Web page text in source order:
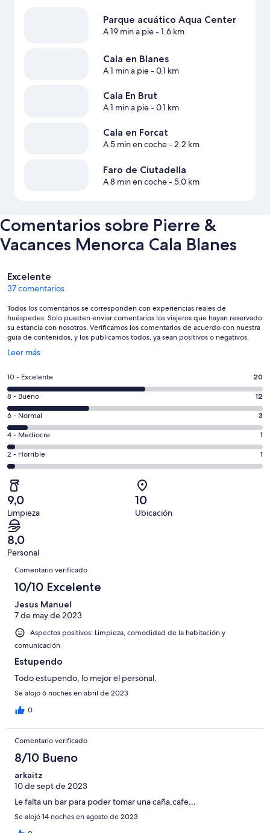
Parque acuático Aqua Center
A 19 min a pie- 1.6 km
Cala en Blanes
A 1 min a pie- 0.1 km
Cala En Brut
A 1 min a pie- 0.1 km
Cala en Forcat
A 5 min en coche- 2.2 km
Faro de Ciutadella
A 8 min en coche- 5.0 km
Comentarios sobre Pierre &
Vacances Menorca Cala Blanes
Comentarios
Excelente
37 comentarios
Todos los comentarios se corresponden con experiencias reales de
huéspedes. Solo pueden enviar comentarios los viajeros que hayan reservado
su estancia con nosotros. Verificamos los comentarios de acuerdo con nuestra
guía de contenidos, y los publicamos todos, ya sean positivos o negativos.
Leer más
Se
en
una
ventana
nueva
20
comentarios
de
un
total
de
37
con
una
puntuación
de
10
-
Excelente
10 - Excelente 20
12
comentarios
de
un
total
de
con
una
puntuación
de
8
-
8 - Bueno 12
3
comentarios
de
un
total
de
37
con
una
puntuación
de
6
Normal
6 - Normal 3
1
comentarios
de
total
de
37
con
una
puntuación
Mediocre
4 - Mediocre 1
1
comentarios
de
un
total
de
37
con
una
puntuación
de
Horrible
2 - Horrible 1
9,0
Limpieza
10
Ubicación
8,0
Personal
Comentarios
Comentario verificado
10/10 Excelente
Jesus Manuel
7 de may de 2023
Aspectos positivos: Limpieza, comodidad de la habitación y
comunicación
Estupendo
Todo estupendo, lo mejor el personal.
Se alojó 6 noches en abril de 2023
0
Comentario verificado
8/10 Bueno
arkaitz
10 de sept de 2023
Le falta un bar para poder tomar una caña,cafe…
Se alojó 14 noches en agosto de 2023